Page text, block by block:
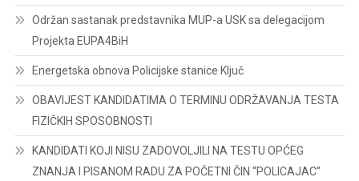
Održan sastanak predstavnika MUP-a USK sa delegacijom
Projekta EUPA4BiH
Energetska obnova Policijske stanice Ključ
OBAVIJEST KANDIDATIMA O TERMINU ODRŽAVANJA TESTA
FIZIČKIH SPOSOBNOSTI
KANDIDATI KOJI NISU ZADOVOLJILI NA TESTU OPĆEG
ZNANJA I PISANOM RADU ZA POČETNI ČIN “POLICAJAC”